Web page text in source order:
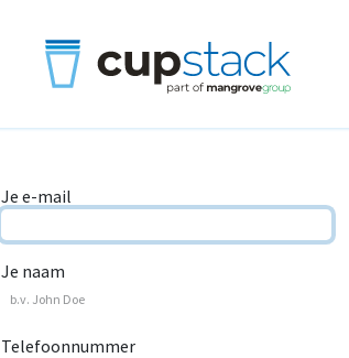
Je e-mail
Je naam
Telefoonnummer